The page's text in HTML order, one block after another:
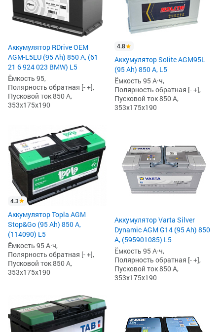
Аккумулятор RDrive OEM
AGM-L5EU (95 Ah) 850 А, (61
21 6 924 023 BMW) L5
Ёмкость 95,
Полярность обратная [- +],
Пусковой ток 850 А,
353x175x190
4.8
Аккумулятор Solite AGM95L
(95 Ah) 850 А, L5
Ёмкость 95 А·ч,
Полярность обратная [- +],
Пусковой ток 850 А,
353x175x190
4.3
Аккумулятор Topla AGM
Stop&Go (95 Ah) 850 А,
(114090) L5
Ёмкость 95 А·ч,
Полярность обратная [- +],
Пусковой ток 850 А,
353x175x190
Аккумулятор Varta Silver
Dynamic AGM G14 (95 Ah) 850
А, (595901085) L5
Ёмкость 95 А·ч,
Полярность обратная [- +],
Пусковой ток 850 А,
353x175x190